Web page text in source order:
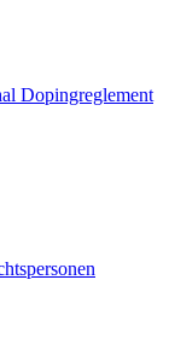
Dopingreglement